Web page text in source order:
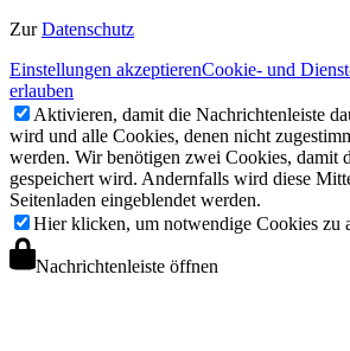
ZurDatenschutz
Einstellungen akzeptierenCookie- und
erlauben
Aktivieren, damit die Nachrichtenleiste
wird und alle Cookies, denen nicht
werden. Wir benötigen zwei Cookies, damit
gespeichert wird. Andernfalls wird diese
Seitenladen eingeblendet werden.
Hier klicken, um notwendige Cookies zu
Nachrichtenleiste öffnen